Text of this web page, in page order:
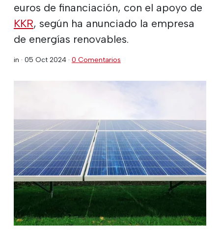
euros de financiación, con el apoyo de
KKR, según ha anunciado la empresa
de energías renovables.
in · 05 Oct 2024 · 0 Comentarios